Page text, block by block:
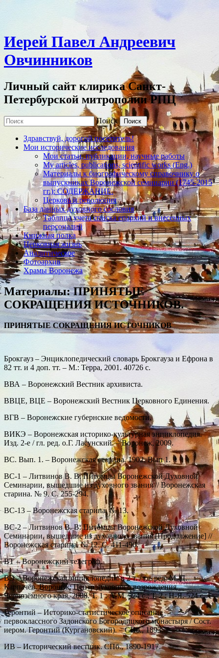
Иерей Павел Андреевич
Овчинников
Личный сайт клирика Санкт-
Петербурской митрополии РПЦ
Поиск
Здравствуй, дорогой посетитель!
Мои исторические исследования
Мои статьи, публикации, научные работы
My articles, publications, scientific works (Eng.)
Материалы к биографическому справочнику о
выпускниках Воронежской семинарии (1745-2015
гг.): СОДЕРЖАНИЕ.
Церковь и революция
База данных духовного сословия
Таблица учета списка епархий и внесенных
персоналий
Книжная полка
Церковная жизнь
Аналитическое
Фотоархив
Храмы Воронежа
Материалы: ПРИНЯТЫЕ
СОКРАЩЕНИЯ ИСТОЧНИКОВ.
ПРИНЯТЫЕ СОКРАЩЕНИЯ ИСТОЧНИКОВ
Брокгауз – Энциклопедический словарь Брокгауза и Ефрона в
82 тт. и 4 доп. тт. – М.: Терра, 2001. 40726 с.
ВВА – Воронежский Вестник архивиста.
ВВЦЕ, ВЦЕ – Воронежский Вестник Церковного Единения.
ВГВ – Воронежские губернские ведомости.
ВИКЭ – Воронежская историко-культурная энциклопедия.
Изд. 2-е / гл. ред. о.Г. Ласунский. – Воронеж, 2009.
ВС. Вып. 1. – Воронежская старина. 1902. Вып 1.
ВС-1 – Литвинов В. В. Питомцы Воронежской Духовной
Семинарии, вышедшие из духовного звания // Воронежская
старина. № 9. С. 255-294.
ВС-13 – Воронежская старина. № 13.
ВС-2 – Литвинов В. В. Питомцы Воронежской Духовной
Семинарии, вышедшие из духовного звания [Продолжение] //
Воронежская старина. № 12. С. 411-490.
ВТ – Воронежский телеграф.
ВЭ – Воронежская энциклопедия: в 2 т. / гл. ред. М. Д.
Карпачёв. Воронеж: Центр духовного возрождения
Чернозёмного края, 2008. Т. 1 : А-М. 524 с.; Т. 2 : Н-Я. 524 с.
Геронтий – Историко-статистическое описание
первоклассного Задонского Богородицкого монастыря / Сост.
иером. Геронтий (Кургановский). – СПб., 1893.
ИВ – Исторический вестник. СПб., 1890-1917.